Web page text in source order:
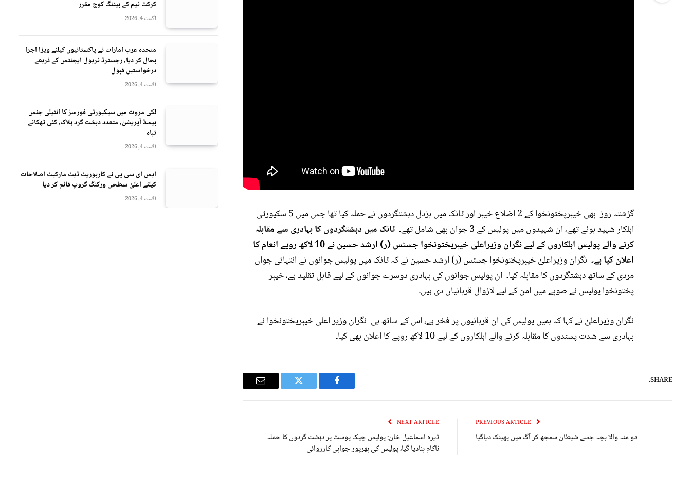
گزشتہ روز بھی خیبرپختونخوا کے 2 اضلاع خیبر اور ٹانک میں بزدل دہشتگردوں نے حملہ کیا تھا جس میں 5 سکیورٹی
اہلکار شہید ہوئے تھے، ان شہیدوں میں پولیس کے 3 جوان بھی شامل تھے۔
ٹانک میں دہشتگردوں کا بہادری سے مقابلہ
کرنے والے پولیس اہلکاروں کے لیے
نگران وزیراعلیٰ خیبرپختونخوا جسٹس (ر) ارشد حسین نے 10 لاکھ روپے انعام کا
اعلان کیا ہے۔ نگران وزیراعلیٰ خیبرپختونخوا جسٹس (ر) ارشد حسین نے کہ ٹانک میں پولیس جوانوں نے انتہائی جواں
مردی کے ساتھ دہشتگردوں کا مقابلہ کیا۔ ان پولیس جوانوں کی بہادری دوسرے جوانوں کے لیے قابل تقلید ہے، خیبر
پختونخوا پولیس نے صوبے میں امن کے لیے لازوال قربانیاں دی ہیں۔
نگران وزیراعلیٰ نے کہا کہ ہمیں پولیس کی ان قربانیوں پر فخر ہے، اس کے ساتھ ہی نگران وزیر اعلیٰ خیبرپختونخوا نے
بہادری سے شدت پسندوں کا مقابلہ کرنے والے اہلکاروں کے لیے 10 لاکھ روپے کا اعلان بھی کیا۔
SHARE.
Facebook
Twitter
Email
دو منہ والا بچہ جسے شیطان سمجھ کر آگ میں پھینک دیاگیا
NEXT ARTICLE
ڈیرہ اسماعیل خان: پولیس چیک پوسٹ پر دہشت گردوں کا حملہ
ناکام بنادیا گیا، پولیس کی بھرپور جوابی کارروائی
کرکٹ ٹیم کے بیٹنگ کوچ مقرر
اگست 4, 2026
متحدہ عرب امارات نے پاکستانیوں کیلئے ویزا اجرا
بحال کر دیا، رجسٹرڈ ٹریول ایجنٹس کے ذریعے
درخواستیں قبول
اگست 4, 2026
لکی مروت میں سیکیورٹی فورسز کا انٹیلی جنس
بیسڈ آپریشن، متعدد دہشت گرد ہلاک، کئی ٹھکانے
تباہ
اگست 4, 2026
ایس ای سی پی نے کارپوریٹ ڈیٹ مارکیٹ اصلاحات
کیلئے اعلیٰ سطحی ورکنگ گروپ قائم کر دیا
اگست 4, 2026